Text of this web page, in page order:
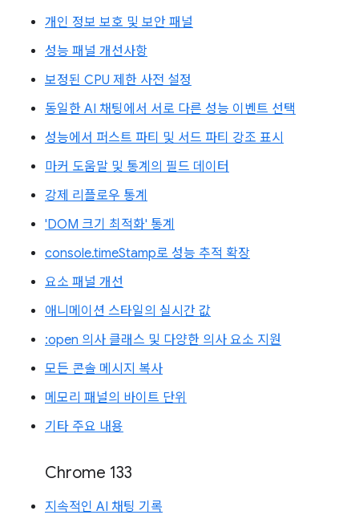
개인 정보 보호 및 보안 패널
성능 패널 개선사항
보정된 CPU 제한 사전 설정
동일한 AI 채팅에서 서로 다른 성능 이벤트 선택
성능에서 퍼스트 파티 및 서드 파티 강조 표시
마커 도움말 및 통계의 필드 데이터
강제 리플로우 통계
'DOM 크기 최적화' 통계
console.timeStamp로 성능 추적 확장
요소 패널 개선
애니메이션 스타일의 실시간 값
:open 의사 클래스 및 다양한 의사 요소 지원
모든 콘솔 메시지 복사
메모리 패널의 바이트 단위
기타 주요 내용
Chrome 133
지속적인 AI 채팅 기록